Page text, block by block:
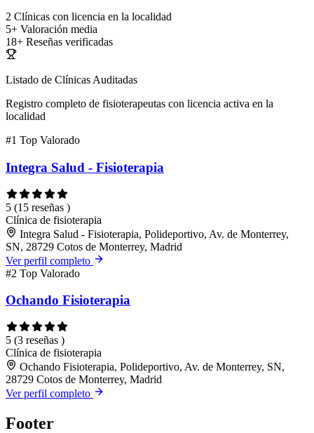
2 Clínicas con licencia en la localidad
5+ Valoración media
18+ Reseñas verificadas
Listado de Clínicas Auditadas
Registro completo de fisioterapeutas con licencia activa en la
localidad
#1 Top Valorado
Integra Salud - Fisioterapia
5 (15 reseñas )
Clínica de fisioterapia
Integra Salud - Fisioterapia, Polideportivo, Av. de Monterrey,
SN, 28729 Cotos de Monterrey, Madrid
Ver perfil completo
#2 Top Valorado
Ochando Fisioterapia
5 (3 reseñas )
Clínica de fisioterapia
Ochando Fisioterapia, Polideportivo, Av. de Monterrey, SN,
28729 Cotos de Monterrey, Madrid
Ver perfil completo
Footer